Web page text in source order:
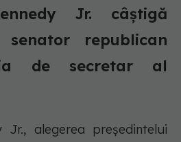
Jr. câștigă
republican
de secretar al
Jr., alegerea președintelui